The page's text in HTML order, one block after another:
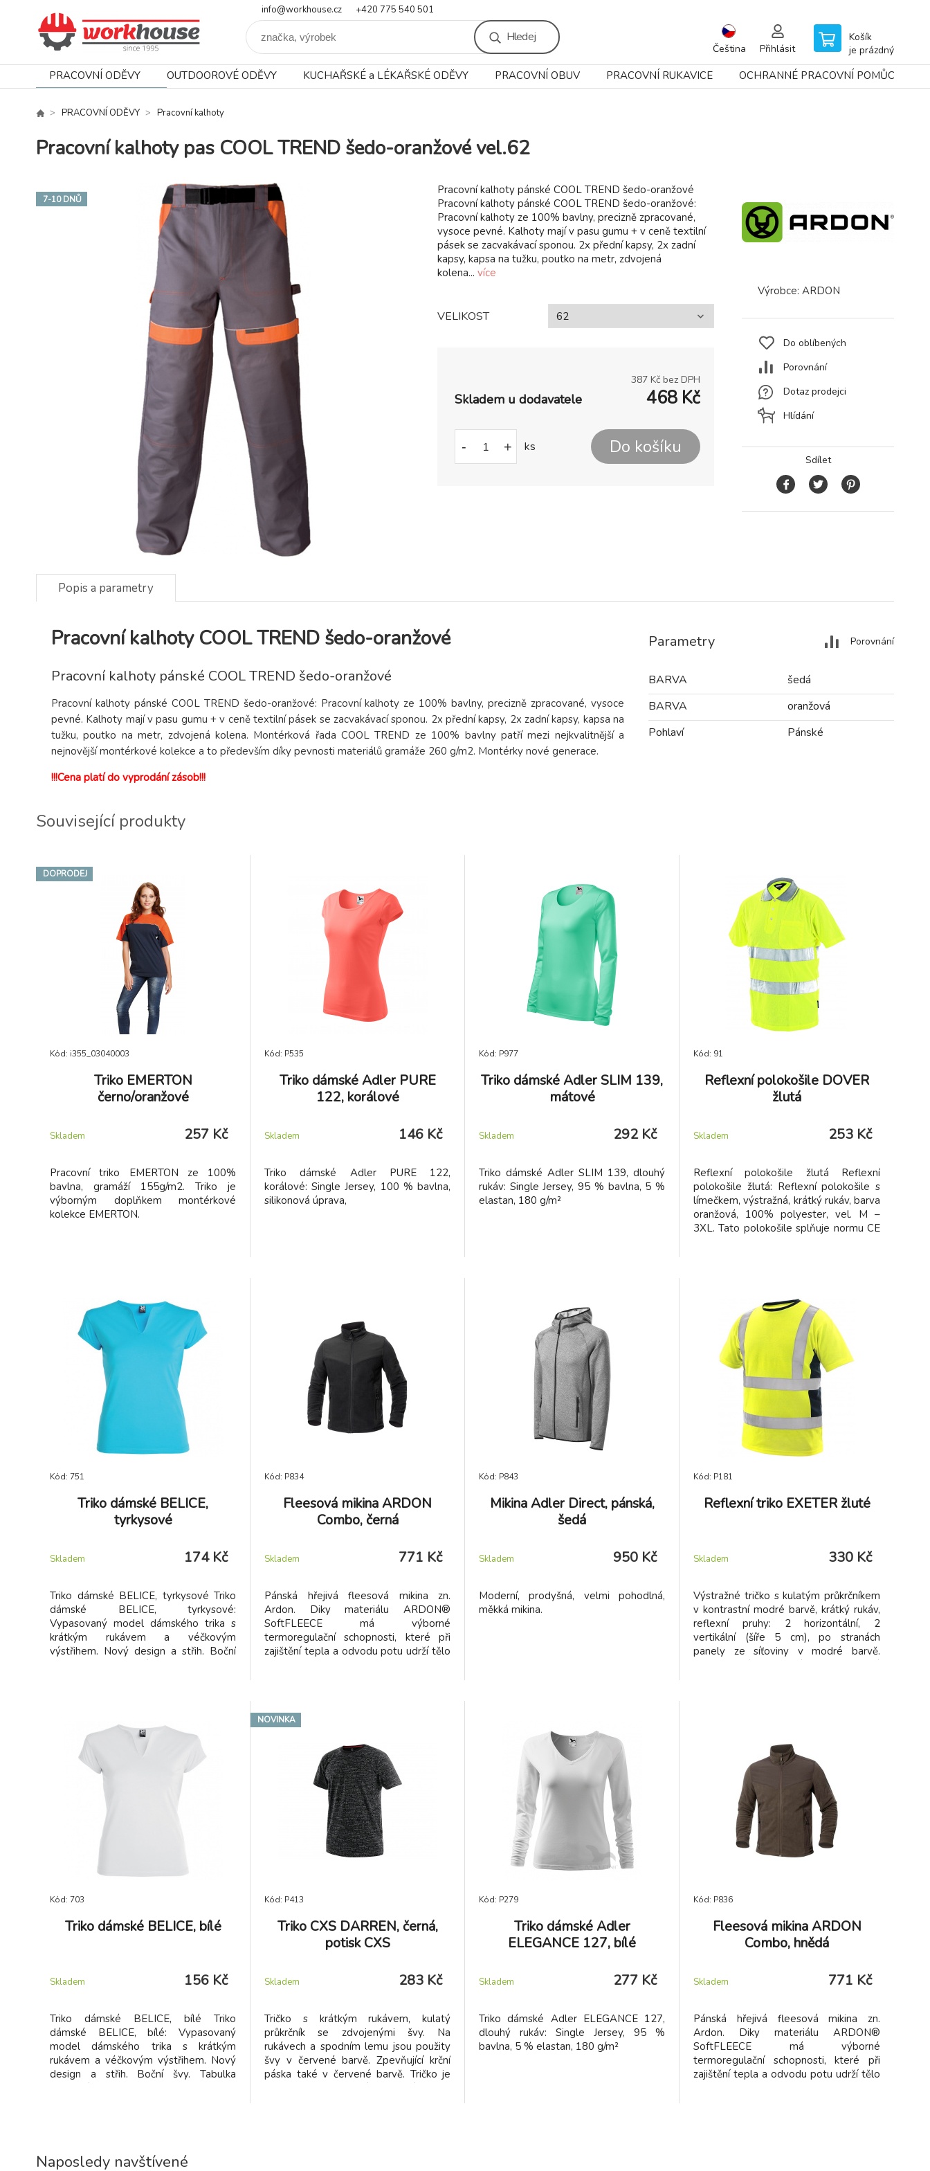
info@workhouse.cz +420 775 540 501
Hledej
Čeština Přihlásit
Košík
je prázdný
PRACOVNÍ ODĚVY OUTDOOROVÉ ODĚVY KUCHAŘSKÉ a LÉKAŘSKÉ ODĚVY PRACOVNÍ OBUV PRACOVNÍ RUKAVICE OCHRANNÉ PRACOVNÍ POMŮCKY
PRACOVNÍ ODĚVY Pracovní kalhoty
Pracovní kalhoty pas COOL TREND šedo-oranžové vel.62
7-10 DNŮ
Pracovní kalhoty pánské COOL TREND šedo-oranžové
Pracovní kalhoty pánské COOL TREND šedo-oranžové:
Pracovní kalhoty ze 100% bavlny, precizně zpracované,
vysoce pevné. Kalhoty mají v pasu gumu + v ceně textilní
pásek se zacvakávací sponou. 2x přední kapsy, 2x zadní
kapsy, kapsa na tužku, poutko na metr, zdvojená
kolena... více
VELIKOST
387 Kč bez DPH
Skladem u dodavatele 468 Kč
- + ks Do košíku
Výrobce: ARDON
Do oblíbených
Porovnání
Dotaz prodejci
Hlídání
Sdílet
Popis a parametry
Pracovní kalhoty COOL TREND šedo-oranžové
Pracovní kalhoty pánské COOL TREND šedo-oranžové
Pracovní kalhoty pánské COOL TREND šedo-oranžové: Pracovní kalhoty ze 100% bavlny, precizně zpracované, vysoce
pevné. Kalhoty mají v pasu gumu + v ceně textilní pásek se zacvakávací sponou. 2x přední kapsy, 2x zadní kapsy, kapsa na
tužku, poutko na metr, zdvojená kolena. Montérková řada COOL TREND ze 100% bavlny patří mezi nejkvalitnější a
nejnovější montérkové kolekce a to především díky pevnosti materiálů gramáže 260 g/m2. Montérky nové generace.
!!!Cena platí do vyprodání zásob!!!
Parametry Porovnání
BARVA
šedá
BARVA
oranžová
Pohlaví
Pánské
Související produkty
DOPRODEJ
Kód: i355_03040003
Triko EMERTON
černo/oranžové
Skladem 257 Kč
Pracovní triko EMERTON ze 100%
bavlna, gramáží 155g/m2. Triko je
výborným doplňkem montérkové
kolekce EMERTON.
Kód: P535
Triko dámské Adler PURE
122, korálové
Skladem 146 Kč
Triko dámské Adler PURE 122,
korálové: Single Jersey, 100 % bavlna,
silikonová úprava,
Kód: P977
Triko dámské Adler SLIM 139,
mátové
Skladem 292 Kč
Triko dámské Adler SLIM 139, dlouhý
rukáv: Single Jersey, 95 % bavlna, 5 %
elastan, 180 g/m²
Kód: 91
Reflexní polokošile DOVER
žlutá
Skladem 253 Kč
Reflexní polokošile žlutá Reflexní
polokošile žlutá: Reflexní polokošile s
límečkem, výstražná, krátký rukáv, barva
oranžová, 100% polyester, vel. M –
3XL. Tato polokošile splňuje normu CE
Kód: 751
Triko dámské BELICE,
tyrkysové
Skladem 174 Kč
Triko dámské BELICE, tyrkysové Triko
dámské BELICE, tyrkysové:
Vypasovaný model dámského trika s
krátkým rukávem a véčkovým
výstřihem. Nový design a střih. Boční
švy. Tabulka velikostí trička Belice
Kód: P834
Fleesová mikina ARDON
Combo, černá
Skladem 771 Kč
Pánská hřejivá fleesová mikina zn.
Ardon. Diky materiálu ARDON®
SoftFLEECE má výborné
termoregulační schopnosti, které při
zajištění tepla a odvodu potu udrží tělo
Kód: P843
Mikina Adler Direct, pánská,
šedá
Skladem 950 Kč
Moderní, prodyšná, velmi pohodlná,
měkká mikina.
Kód: P181
Reflexní triko EXETER žluté
Skladem 330 Kč
Výstražné tričko s kulatým průkrčníkem
v kontrastní modré barvě, krátký rukáv,
reflexní pruhy: 2 horizontální, 2
vertikální (šíře 5 cm), po stranách
panely ze síťoviny v modré barvě.
Doporučené použití: stavebnictví,
Kód: 703
Triko dámské BELICE, bílé
Skladem 156 Kč
Triko dámské BELICE, bílé Triko
dámské BELICE, bílé: Vypasovaný
model dámského trika s krátkým
rukávem a véčkovým výstřihem. Nový
design a střih. Boční švy. Tabulka
velikostí trička Belice
NOVINKA
Kód: P413
Triko CXS DARREN, černá,
potisk CXS
Skladem 283 Kč
Tričko s krátkým rukávem, kulatý
průkrčník se zdvojenými švy. Na
rukávech a spodním lemu jsou použity
švy v červené barvě. Zpevňující krční
páska také v červené barvě. Tričko je
označeno logem naší obchodní značky
Kód: P279
Triko dámské Adler
ELEGANCE 127, bílé
Skladem 277 Kč
Triko dámské Adler ELEGANCE 127,
dlouhý rukáv: Single Jersey, 95 %
bavlna, 5 % elastan, 180 g/m²
Kód: P836
Fleesová mikina ARDON
Combo, hnědá
Skladem 771 Kč
Pánská hřejivá fleesová mikina zn.
Ardon. Diky materiálu ARDON®
SoftFLEECE má výborné
termoregulační schopnosti, které při
zajištění tepla a odvodu potu udrží tělo
Naposledy navštívené